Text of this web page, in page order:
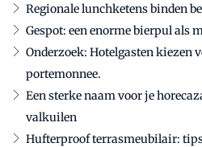
Regionale lunchketens binden
Gespot: een enorme bierpul als
Onderzoek: Hotelgasten kiezen
portemonnee.
Een sterke naam voor je
valkuilen
Hufterproof terrasmeubilair: